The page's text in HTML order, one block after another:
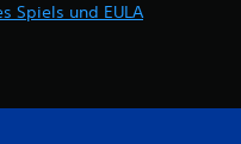
Spiels und EULA